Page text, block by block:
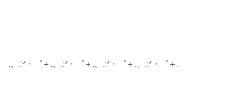
.。.:*・゜＋.。.:*・゜＋.。.:*・゜＋.。.:*・゜＋.